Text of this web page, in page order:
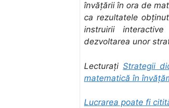
învățării în ora de
ca rezultatele
instruirii
dezvoltarea unor
Lecturați Strategii
matematică în
Lucrarea poate fi